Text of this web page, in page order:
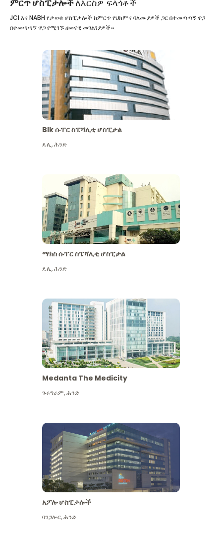
ምርጥ ሆስፒታሎችለእርስዎ ፍላጎቶች
JCI እና NABH የታወቁ ሆስፒታሎች ከምርጥ የህክምና ባለሙያዎች ጋር በተመጣጣኝ ዋጋ
በተመጣጣኝ ዋጋ የሚገኙ ዘመናዊ መገልገያዎች።
Blk ሱፐር ስፔሻሊቲ ሆስፒታል
ዴሊ,ሕንድ
ማክስ ሱፐር ስፔሻሊቲ ሆስፒታል
ዴሊ,ሕንድ
Medanta The Medicity
ጉሩግራም,ሕንድ
አፖሎ ሆስፒታሎች
ባንጋሎር,ሕንድ